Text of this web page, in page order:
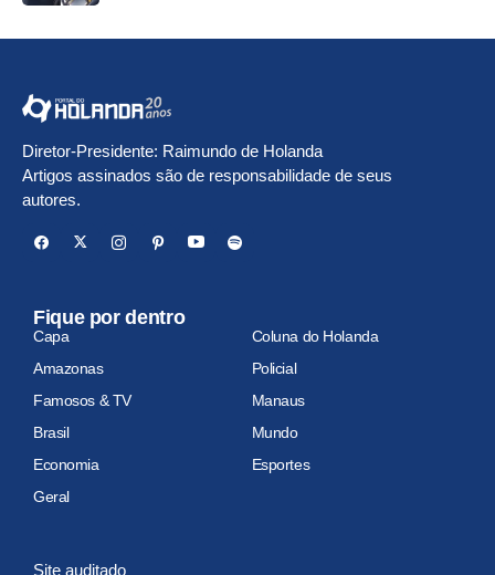
Diretor-Presidente: Raimundo de Holanda
Artigos assinados são de responsabilidade de seus
autores.
Fique por dentro
Capa
Coluna do Holanda
Amazonas
Policial
Famosos & TV
Manaus
Brasil
Mundo
Economia
Esportes
Geral
Site auditado